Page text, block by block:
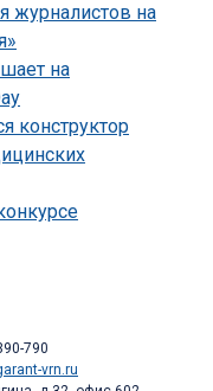
журналистов на
на
конструктор
790
vrn.ru